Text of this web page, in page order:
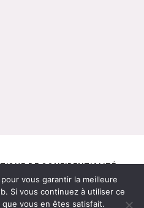
DE CONFIDENTIALITÉ
vous garantir la meilleure
Si vous continuez à utiliser ce
vous en êtes satisfait.